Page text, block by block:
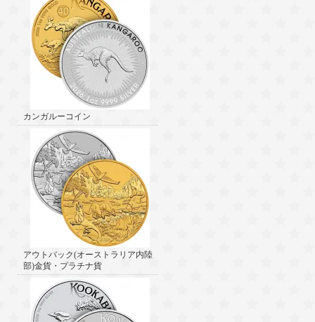
カンガルーコイン
アウトバック(オーストラリア内陸
部)金貨・プラチナ貨